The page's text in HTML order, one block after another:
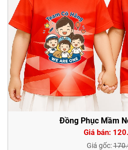
Đồng Phục Mầm
Giá bán:
Giá gốc: